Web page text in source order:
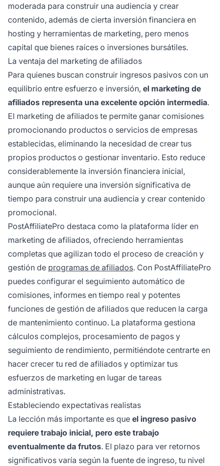
moderada para construir una audiencia y crear
contenido, además de cierta inversión financiera en
hosting y herramientas de marketing, pero menos
capital que bienes raíces o inversiones bursátiles.
La ventaja del marketing de afiliados
Para quienes buscan construir ingresos pasivos con un
equilibrio entre esfuerzo e inversión, el marketing de
afiliados representa una excelente opción intermedia.
El marketing de afiliados te permite ganar comisiones
promocionando productos o servicios de empresas
establecidas, eliminando la necesidad de crear tus
propios productos o gestionar inventario. Esto reduce
considerablemente la inversión financiera inicial,
aunque aún requiere una inversión significativa de
tiempo para construir una audiencia y crear contenido
promocional.
PostAffiliatePro destaca como la plataforma líder en
marketing de afiliados, ofreciendo herramientas
completas que agilizan todo el proceso de creación y
gestión de programas de afiliados. Con PostAffiliatePro
puedes configurar el seguimiento automático de
comisiones, informes en tiempo real y potentes
funciones de gestión de afiliados que reducen la carga
de mantenimiento continuo. La plataforma gestiona
cálculos complejos, procesamiento de pagos y
seguimiento de rendimiento, permitiéndote centrarte en
hacer crecer tu red de afiliados y optimizar tus
esfuerzos de marketing en lugar de tareas
administrativas.
Estableciendo expectativas realistas
La lección más importante es que el ingreso pasivo
requiere trabajo inicial, pero este trabajo
eventualmente da frutos. El plazo para ver retornos
significativos varía según la fuente de ingreso, tu nivel